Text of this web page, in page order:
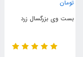
1,150,000
عینک شنا بست وی بزرگسال